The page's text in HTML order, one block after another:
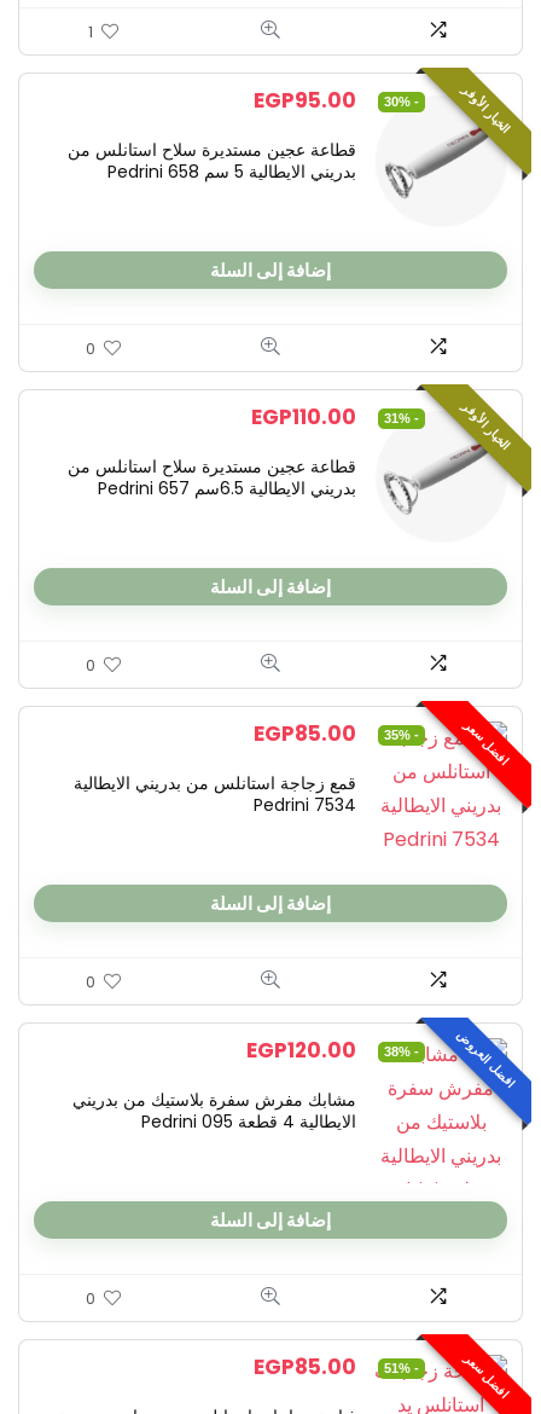
1
الخيار الأوفر - 30%
EGP95.00
قطاعة عجين مستديرة سلاح استانلس من
بدريني الايطالية 5 سم Pedrini 658
إضافة إلى السلة
0
الخيار الأوفر - 31%
EGP110.00
قطاعة عجين مستديرة سلاح استانلس من
بدريني الايطالية 6.5سم Pedrini 657
إضافة إلى السلة
0
افضل سعر - 35%
EGP85.00
قمع زجاجة استانلس من بدريني الايطالية
Pedrini 7534
إضافة إلى السلة
0
افضل العروض - 38%
EGP120.00
مشابك مفرش سفرة بلاستيك من بدريني
الايطالية 4 قطعة Pedrini 095
إضافة إلى السلة
0
افضل سعر - 51%
EGP85.00